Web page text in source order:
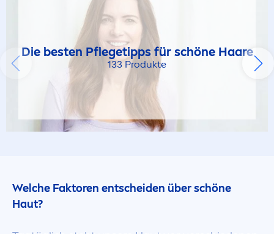
Die besten Pflegetipps für schöne Haare
133 Produkte
Welche Faktoren entscheiden über schöne
Haut?